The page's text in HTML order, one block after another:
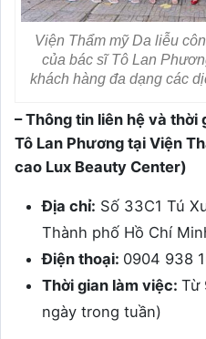
Viện Thẩm mỹ Da liễu
của bác sĩ Tô Lan
khách hàng đa dạng các
– Thông tin liên hệ và
Tô Lan Phương tại Viện
cao Lux Beauty Center)
Địa chỉ: Số 33C1 Tú
Thành phố Hồ Chí
Điện thoại: 0904 938
Thời gian làm việc: Từ
ngày trong tuần)